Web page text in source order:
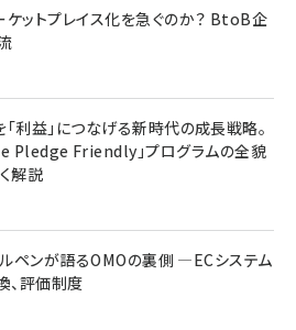
ットプレイス化を急ぐのか？ BtoB企
利益」につなげる新時代の成長戦略。
Pledge Friendly」プログラムの全貌
解説
ペンが語るOMOの裏側 ―ECシステム
、評価制度